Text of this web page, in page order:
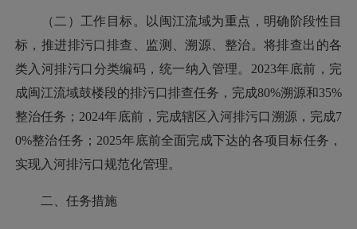
（二）工作目标。以闽江流域为重点，明确阶段性目
标，推进排污口排查、监测、溯源、整治。将排查出的各
类入河排污口分类编码，统一纳入管理。2023年底前，完
成闽江流域鼓楼段的排污口排查任务，完成80%溯源和35%
整治任务；2024年底前，完成辖区入河排污口溯源，完成7
0%整治任务；2025年底前全面完成下达的各项目标任务，
实现入河排污口规范化管理。
二、任务措施